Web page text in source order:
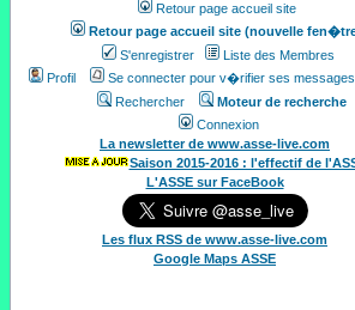
Retour page accueil site
Retour page accueil site (nouvelle
S'enregistrer
Liste des Membres
Profil
Se connecter pour v�rifier ses
Rechercher
Moteur de recherche
Connexion
La newsletter de www.asse-live.com
Saison 2015-2016 : l'effectif de
L'ASSE sur FaceBook
Les flux RSS de www.asse-live.com
Google Maps ASSE